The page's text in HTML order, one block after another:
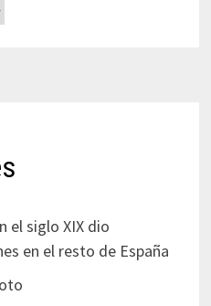
el siglo XIX dio
en el resto de España